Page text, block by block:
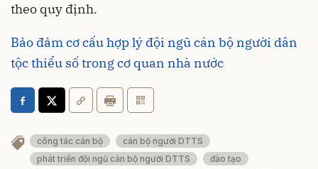
theo quy định.
Bảo đảm cơ cấu hợp lý đội ngũ cán bộ người dân
tộc thiểu số trong cơ quan nhà nước
công tác cán bộ
cán bộ người DTTS
phát triển đội ngũ cán bộ người DTTS
đào tạo